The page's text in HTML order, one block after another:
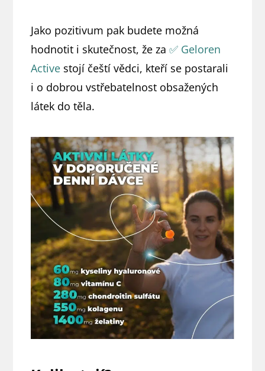
Jako pozitivum pak budete možná
hodnotit i skutečnost, že za✅ Geloren
Active stojí čeští vědci, kteří se postarali
i o dobrou vstřebatelnost obsažených
látek do těla.